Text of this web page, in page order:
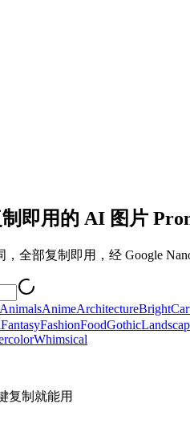
即用的 AI 图片
全部复制即用，经 Google
AnimalsAnimeArchitectureBright
FantasyFashionFoodGothic
Whimsical
复制就能用